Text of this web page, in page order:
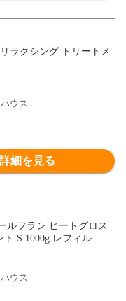
ラクシング トリートメ
ウス
詳細を見る
ルフラン ヒートグロス
S 1000g レフィル
ウス